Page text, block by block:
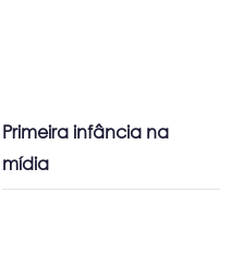
Primeira infância na
mídia